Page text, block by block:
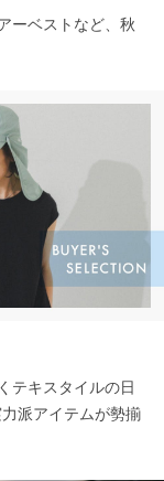
ーベストなど、秋
テキスタイルの日
派アイテムが勢揃